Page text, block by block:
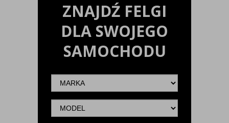
ZNAJDŹ FELGI
DLA SWOJEGO
SAMOCHODU
Marka
Model